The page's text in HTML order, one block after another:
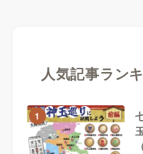
人気記事ラン
1